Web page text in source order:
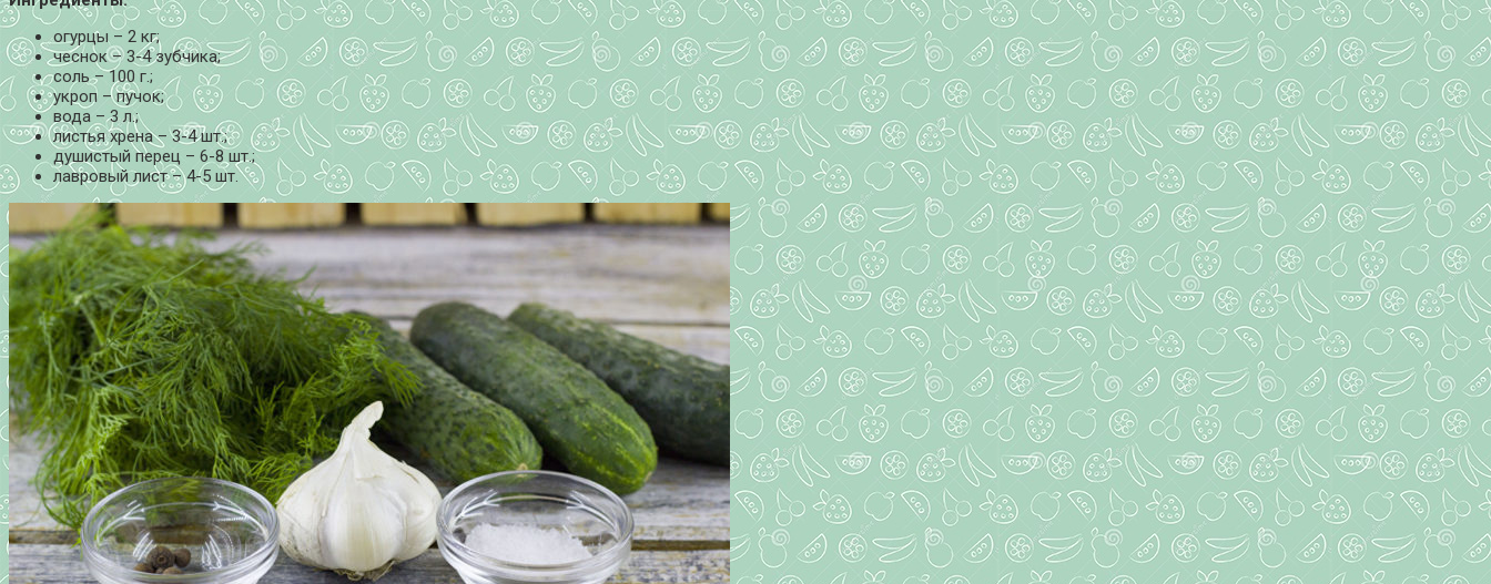
огурцы – 2 кг;
чеснок – 3-4 зубчика;
соль – 100 г.;
укроп – пучок;
вода – 3 л.;
листья хрена – 3-4 шт.;
душистый перец – 6-8 шт.;
лавровый лист – 4-5 шт.